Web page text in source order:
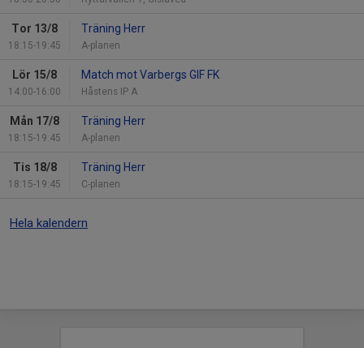
Tor 13/8
18:15-19:45
Träning Herr
A-planen
Lör 15/8
14:00-16:00
Match mot Varbergs GIF FK
Håstens IP A
Mån 17/8
18:15-19:45
Träning Herr
A-planen
Tis 18/8
18:15-19:45
Träning Herr
C-planen
Hela kalendern